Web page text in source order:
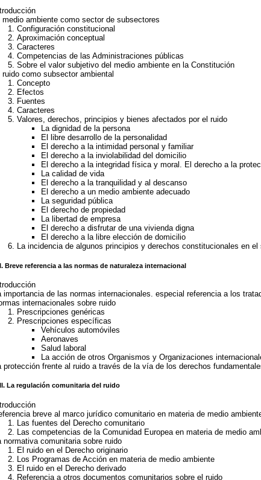
medio ambiente como sector de subsectores
Configuración constitucional
Aproximación conceptual
Caracteres
Competencias de las Administraciones públicas
Sobre el valor subjetivo del medio ambiente en la Constitución
ruido como subsector ambiental
Concepto
Efectos
Fuentes
Caracteres
Valores, derechos, principios y bienes afectados por el ruido
La dignidad de la persona
El libre desarrollo de la personalidad
El derecho a la intimidad personal y familiar
El derecho a la inviolabilidad del domicilio
El derecho a la integridad física y moral. El derecho a la
La calidad de vida
El derecho a la tranquilidad y al descanso
El derecho a un medio ambiente adecuado
La seguridad pública
El derecho de propiedad
La libertad de empresa
El derecho a disfrutar de una vivienda digna
El derecho a la libre elección de domicilio
La incidencia de algunos principios y derechos constitucionales en
Breve referencia a las normas de naturaleza internacional
importancia de las normas internacionales. especial referencia a los
internacionales sobre ruido
Prescripciones genéricas
Prescripciones específicas
Vehículos automóviles
Aeronaves
Salud laboral
La acción de otros Organismos y Organizaciones
protección frente al ruido a través de la vía de los derechos
La regulación comunitaria del ruido
breve al marco jurídico comunitario en materia de medio
Las fuentes del Derecho comunitario
Las competencias de la Comunidad Europea en materia de medio
normativa comunitaria sobre ruido
El ruido en el Derecho originario
Los Programas de Acción en materia de medio ambiente
El ruido en el Derecho derivado
Referencia a otros documentos comunitarios sobre el ruido